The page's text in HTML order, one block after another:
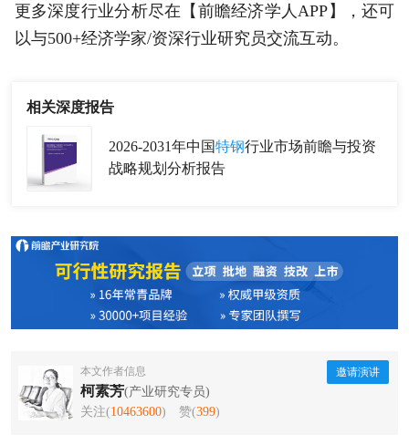
更多深度行业分析尽在【前瞻经济学人APP】，还可
以与500+经济学家/资深行业研究员交流互动。
相关深度报告
2026-2031年中国特钢行业市场前瞻与投资
战略规划分析报告
本文作者信息
柯素芳(产业研究专员)
关注(10463600) 赞(399)
邀请演讲